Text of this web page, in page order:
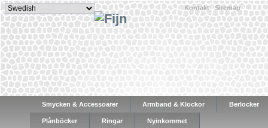
Kontakt|Sitemap|
Smycken & Accessoarer Armband & Klockor Berlocker
Plånböcker Ringar Nyinkommet